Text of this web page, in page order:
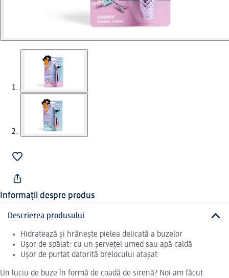
Informații despre produs
Descrierea produsului
Hidratează și hrănește pielea delicată a buzelor
Ușor de spălat: cu un șervețel umed sau apă caldă
Ușor de purtat datorită brelocului atașat
Un luciu de buze în formă de coadă de sirenă? Noi am făcut